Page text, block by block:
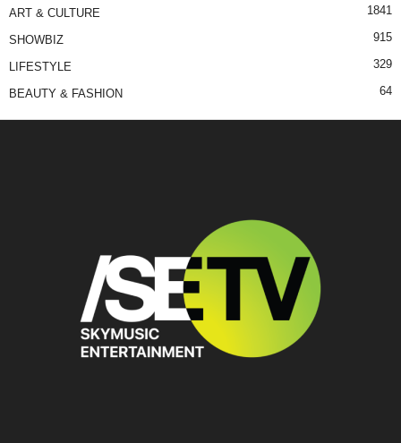
ART & CULTURE 1841
SHOWBIZ 915
LIFESTYLE 329
BEAUTY & FASHION 64